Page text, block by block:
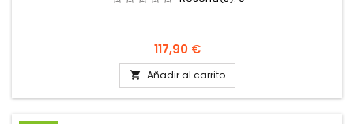
Precio
117,90 €
 Añadir al carrito